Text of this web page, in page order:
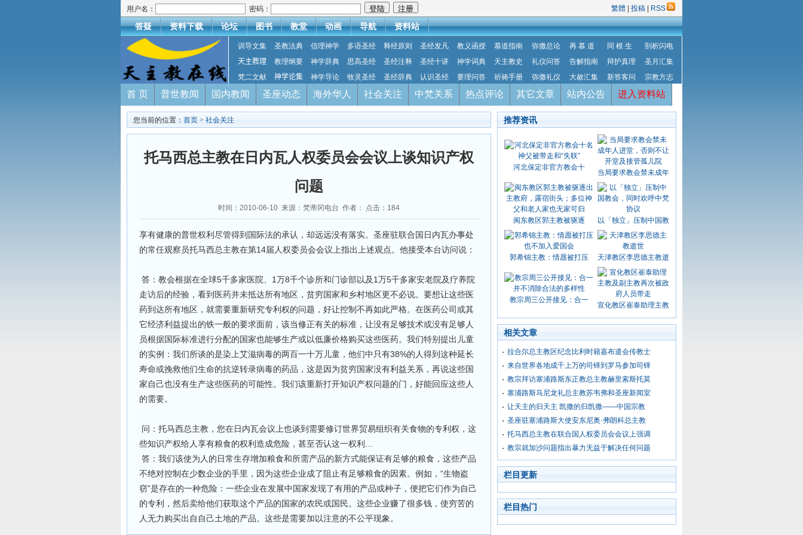
用户名： 密码： 繁體 投稿 RSS
答疑 资料下载 论坛 图书 教堂 动画 导航 资料站
训导文集 圣教法典 信理神学 多语圣经 释经原则 圣经发凡 教义函授 慕道指南 弥撒总论 再 慕 道 同 根 生
剖析闪电
天主教理
教理纲要 神学辞典 思高圣经 圣经注释 圣经十讲 神学词典 天主教史 礼仪问答 告解指南 辩护真理
圣月汇集
梵二文献
神学论集 神学导论 牧灵圣经 圣经辞典 认识圣经 要理问答 祈祷手册 弥撒礼仪 大赦汇集 新答客问 宗教方志
首 页 普世教闻 国内教闻 圣座动态 海外华人 社会关注 中梵关系 热点评论 其它文章 站内公告 进入资料站
您当前的位置： 首页 > 社会关注
托马西总主教在日内瓦人权委员会会议上谈知识产权
问题
时间：2010-06-10 来源：梵蒂冈电台 作者： 点击： 184
享有健康的普世权利尽管得到国际法的承认，却远远没有落实。圣座驻联合国日内瓦办事处
的常任观察员托马西总主教在第14届人权委员会会议上指出上述观点。他接受本台访问说：
答：教会根据在全球5千多家医院、1万8千个诊所和门诊部以及1万5千多家安老院及疗养院
走访后的经验，看到医药并未抵达所有地区，贫穷国家和乡村地区更不必说。要想让这些医
药到达所有地区，就需要重新研究专利权的问题，好让控制不再如此严格。在医药公司或其
它经济利益提出的铁一般的要求面前，该当修正有关的标准，让没有足够技术或没有足够人
员根据国际标准进行分配的国家也能够生产或以低廉价格购买这些医药。我们特别提出儿童
的实例：我们所谈的是染上艾滋病毒的两百一十万儿童，他们中只有38%的人得到这种延长
寿命或挽救他们生命的抗逆转录病毒的药品，这是因为贫穷国家没有利益关系，再说这些国
家自己也没有生产这些医药的可能性。我们该重新打开知识产权问题的门，好能回应这些人
的需要。
问：托马西总主教，您在日内瓦会议上也谈到需要修订世界贸易组织有关食物的专利权，这
些知识产权给人享有粮食的权利造成危险，甚至否认这一权利…
答：我们该使为人的日常生存增加粮食和所需产品的新方式能保证有足够的粮食，这些产品
不绝对控制在少数企业的手里，因为这些企业成了阻止有足够粮食的因素。例如，“生物盗
窃”是存在的一种危险：一些企业在发展中国家发现了有用的产品或种子，便把它们作为自己
的专利，然后卖给他们获取这个产品的国家的农民或国民。这些企业赚了很多钱，使穷苦的
人无力购买出自自己土地的产品。这些是需要加以注意的不公平现象。
推荐资讯
河北保定非官方教会十
当局要求教会禁未成年
闽东教区郭主教被驱逐 以「独立」压制中国教
郭希锦主教：情愿被打压 天津教区李思德主教逝
教宗周三公开接见：合一
宣化教区崔泰助理主教
相关文章
拉合尔总主教区纪念比利时籍嘉布遣会传教士
来自世界各地成千上万的司铎到罗马参加司铎
教宗拜访塞浦路斯东正教总主教赫里索斯托莫
塞浦路斯马尼龙礼总主教苏韦弗和圣座新闻室
让天主的归天主 凯撒的归凯撒——中国宗教
圣座驻塞浦路斯大使安东尼奥·弗朗科总主教
托马西总主教在联合国人权委员会会议上强调
教宗就加沙问题指出暴力无益于解决任何问题
栏目更新
栏目热门